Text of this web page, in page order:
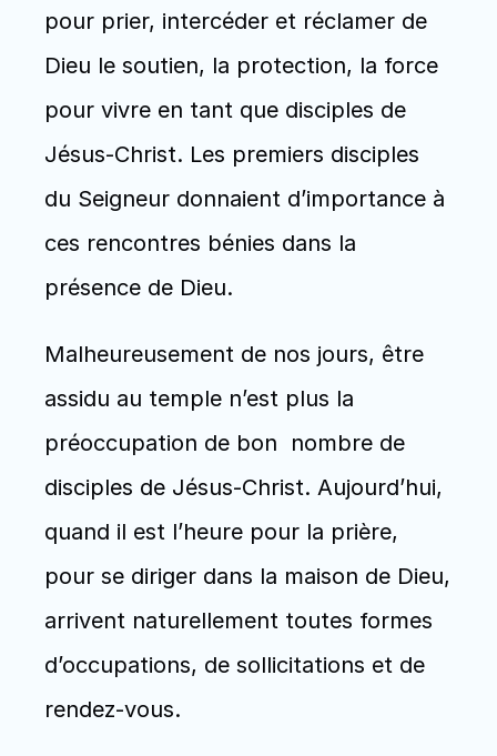
pour prier, intercéder et réclamer de
Dieu le soutien, la protection, la force
pour vivre en tant que disciples de
Jésus-Christ. Les premiers disciples
du Seigneur donnaient d’importance à
ces rencontres bénies dans la
présence de Dieu.
Malheureusement de nos jours, être
assidu au temple n’est plus la
préoccupation de bon  nombre de
disciples de Jésus-Christ. Aujourd’hui,
quand il est l’heure pour la prière,
pour se diriger dans la maison de Dieu,
arrivent naturellement toutes formes
d’occupations, de sollicitations et de
rendez-vous.